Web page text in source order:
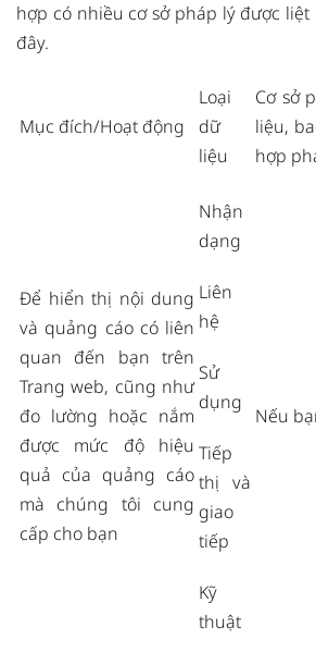
hợp có nhiều cơ sở pháp lý được
đây.
Mục đích/Hoạt động
Loại
dữ
liệu
Cơ sở
liệu,
hợp
Để hiển thị nội dung
và quảng cáo có liên
quan đến bạn trên
Trang web, cũng như
đo lường hoặc nắm
được mức độ hiệu
quả của quảng cáo
mà chúng tôi cung
cấp cho bạn
Nhận
dạng
Liên
hệ
Sử
dụng
Tiếp
thị và
giao
tiếp
Kỹ
thuật
Nếu